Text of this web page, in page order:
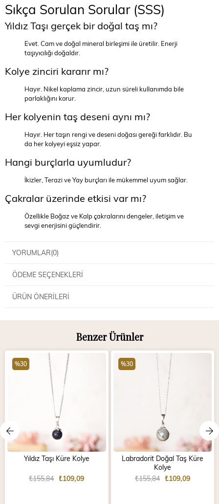
Sıkça Sorulan Sorular (SSS)
Yıldız Taşı gerçek bir doğal taş mı?
Evet. Cam ve doğal mineral birleşimi ile üretilir. Enerji
taşıyıcılığı doğaldır.
Kolye zinciri kararır mı?
Hayır. Nikel kaplama zincir, uzun süreli kullanımda bile
parlaklığını korur.
Her kolyenin taş deseni aynı mı?
Hayır. Her taşın rengi ve deseni doğası gereği farklıdır. Bu
da her kolyeyi eşsiz yapar.
Hangi burçlarla uyumludur?
İkizler, Terazi ve Yay burçları ile mükemmel uyum sağlar.
Çakralar üzerinde etkisi var mı?
Özellikle Boğaz ve Kalp çakralarını dengeler, iletişim ve
sevgi enerjisini güçlendirir.
YORUMLAR(0)
ÖDEME SEÇENEKLERI
ÜRÜN ÖNERILERI
Benzer Ürünler
Yıldız Taşı Küre Kolye
₺109,09
₺155,84
%30
Labradorit Doğal Taş Küre
Kolye
₺109,09
₺155,84
%30